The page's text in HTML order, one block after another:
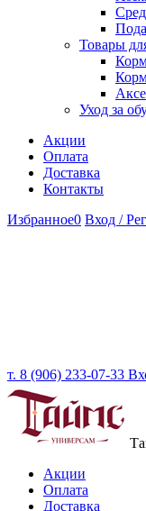
Товары
Уход за
Акции
Оплата
Доставка
Контакты
Избранное0 Вход /
т. 8 (906) 233-07-33
Акции
Оплата
Доставка